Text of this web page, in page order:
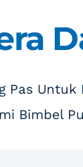
Pas
Bimbel